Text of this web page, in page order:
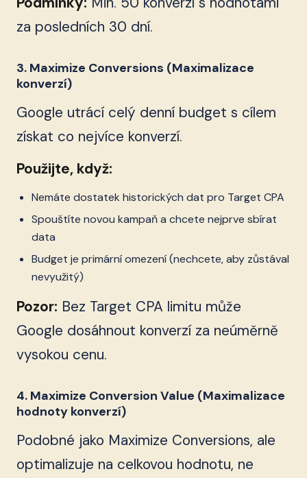
za posledních 30 dní.
3. Maximize Conversions (Maximalizace
konverzí)
Google utrácí celý denní budget s cílem
získat co nejvíce konverzí.
Použijte, když:
Nemáte dostatek historických dat pro Target CPA
Spouštíte novou kampaň a chcete nejprve sbírat
data
Budget je primární omezení (nechcete, aby zůstával
nevyužitý)
Pozor: Bez Target CPA limitu může
Google dosáhnout konverzí za neúměrně
vysokou cenu.
4. Maximize Conversion Value (Maximalizace
hodnoty konverzí)
Podobné jako Maximize Conversions, ale
optimalizuje na celkovou hodnotu, ne